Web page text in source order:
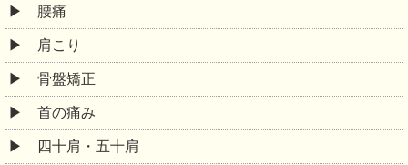
腰痛
肩こり
骨盤矯正
首の痛み
四十肩・五十肩